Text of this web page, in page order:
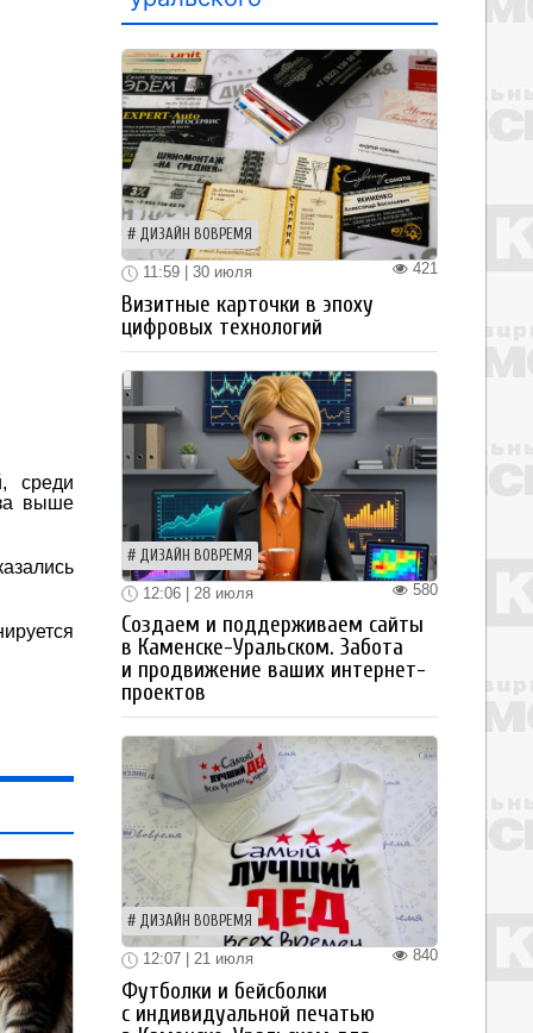
среди
выше
ДИЗАЙН ВОВРЕМЯ
421
11:59 | 30 июля
Визитные карточки в эпоху
цифровых технологий
ДИЗАЙН ВОВРЕМЯ
580
12:06 | 28 июля
Создаем и поддерживаем сайты
в Каменске-Уральском. Забота
и продвижение ваших интернет-
проектов
ДИЗАЙН ВОВРЕМЯ
840
12:07 | 21 июля
Футболки и бейсболки
с индивидуальной печатью